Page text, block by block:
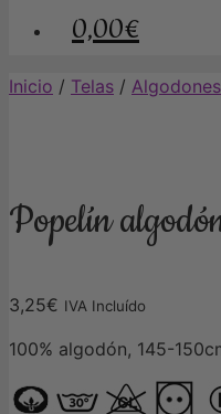
0,00€
Inicio / Telas / Algodones
Popelín
3,25€ IVA Incluído
100% algodón, 145-